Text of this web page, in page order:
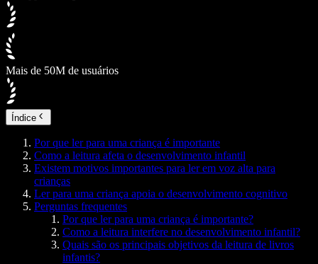
Mais de 50M de usuários
Índice
Por que ler para uma criança é importante
Como a leitura afeta o desenvolvimento infantil
Existem motivos importantes para ler em voz alta para
crianças
Ler para uma criança apoia o desenvolvimento cognitivo
Perguntas frequentes
Por que ler para uma criança é importante?
Como a leitura interfere no desenvolvimento infantil?
Quais são os principais objetivos da leitura de livros
infantis?